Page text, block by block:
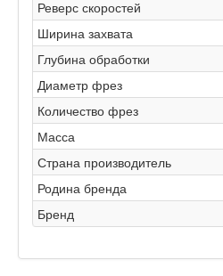
Реверс скоростей
Ширина захвата
Глубина обработки
Диаметр фрез
Количество фрез
Масса
Страна производитель
Родина бренда
Бренд